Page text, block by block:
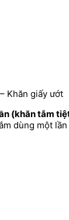
Khăn giấy ướt
(khăn tắm
dùng một